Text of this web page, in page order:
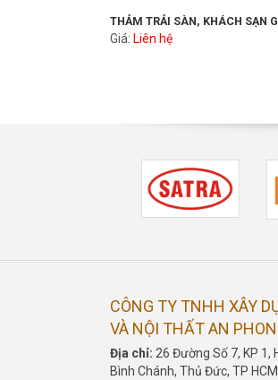
THẢM TRẢI SÀN, KHÁCH SẠN
Giá: Liên hệ
CÔNG TY TNHH XÂY
VÀ NỘI THẤT AN
Địa chỉ: 26 Đường Số 7, KP 1,
Bình Chánh, Thủ Đức, TP HCM